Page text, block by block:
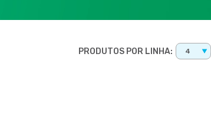
PRODUTOS POR LINHA: 4